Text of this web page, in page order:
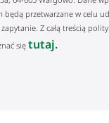
będą przetwarzane w celu
zapytanie. Z całą treścią
się tutaj.